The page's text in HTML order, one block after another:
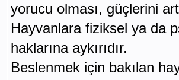
yorucu olması, güçlerini
Hayvanlara fiziksel ya da
haklarına aykırıdır.
Beslenmek için bakılan